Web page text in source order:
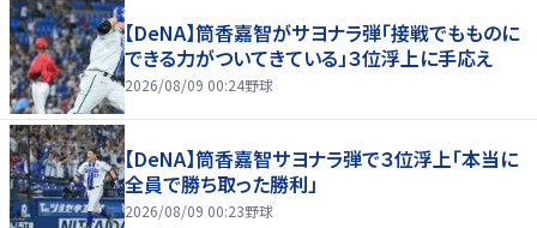
【DeNA】筒香嘉智がサヨナラ弾「接戦でもものに
できる力がついてきている」３位浮上に手応え
2026/08/09 00:24野球
【DeNA】筒香嘉智サヨナラ弾で３位浮上「本当に
全員で勝ち取った勝利」
2026/08/09 00:23野球